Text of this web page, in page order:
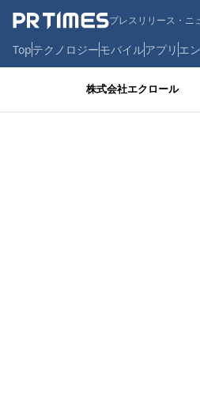
プレスリリース・ニ
Topテクノロジーモバイルアプリ エ
株式会社エクロール